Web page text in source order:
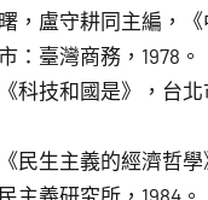
，盧守耕同主編，
：臺灣商務，1978。
科技和國是》，台北
民生主義的經濟哲